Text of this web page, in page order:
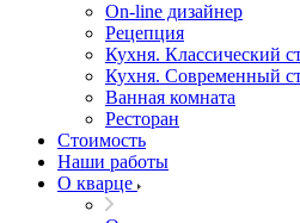
On-line дизайнер
Рецепция
Кухня. Классический
Кухня. Современный
Ванная комната
Ресторан
Стоимость
Наши работы
О кварце